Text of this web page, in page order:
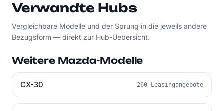
Verwandte Hubs
Vergleichbare Modelle und der Sprung in die jeweils andere
Bezugsform — direkt zur Hub-Uebersicht.
Weitere Mazda-Modelle
CX-30 260 Leasingangebote